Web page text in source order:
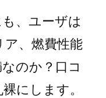
、ユーザは
、燃費性能
のか？口コ
にします。